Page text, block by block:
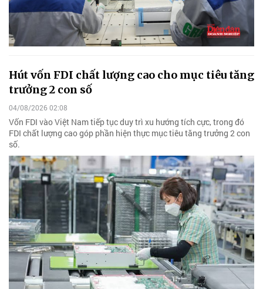
Hút vốn FDI chất lượng cao cho mục tiêu tăng
trưởng 2 con số
04/08/2026 02:08
Vốn FDI vào Việt Nam tiếp tục duy trì xu hướng tích cực, trong đó
FDI chất lượng cao góp phần hiện thực mục tiêu tăng trưởng 2 con
số.